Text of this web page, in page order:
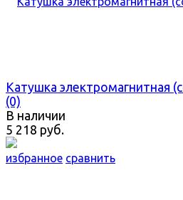
избранное сравнить
Катушка электромагнитная
(0)
В наличии
5 218 руб.